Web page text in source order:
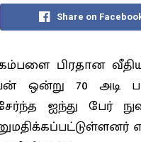
Share on
கம்பளை பிரதான
ஒன்று 70 அடி
ஐந்து பேர்